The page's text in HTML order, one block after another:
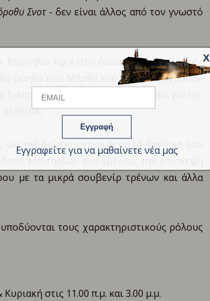
X
Name
Εγγραφείτε για να μαθαίνετε νέα μας
Σνοτ- δεν είναι άλλος από τον γνωστό
Κρικ (τον διασημότερο σκίουρο-
βοηθό του, Μάρθα κι ένα καστ αξέχαστων
κωμωδίας και μιλάει για την
ταξιδιώτες στα αυθεντικά βαγόνια του
εισιτηρίων του τρένου, την επίσκεψη
με τα μικρά σουβενίρ τρένων και άλλα
τους χαρακτηριστικούς ρόλους
στις 11.00 π.μ. και 3.00 μ.μ.